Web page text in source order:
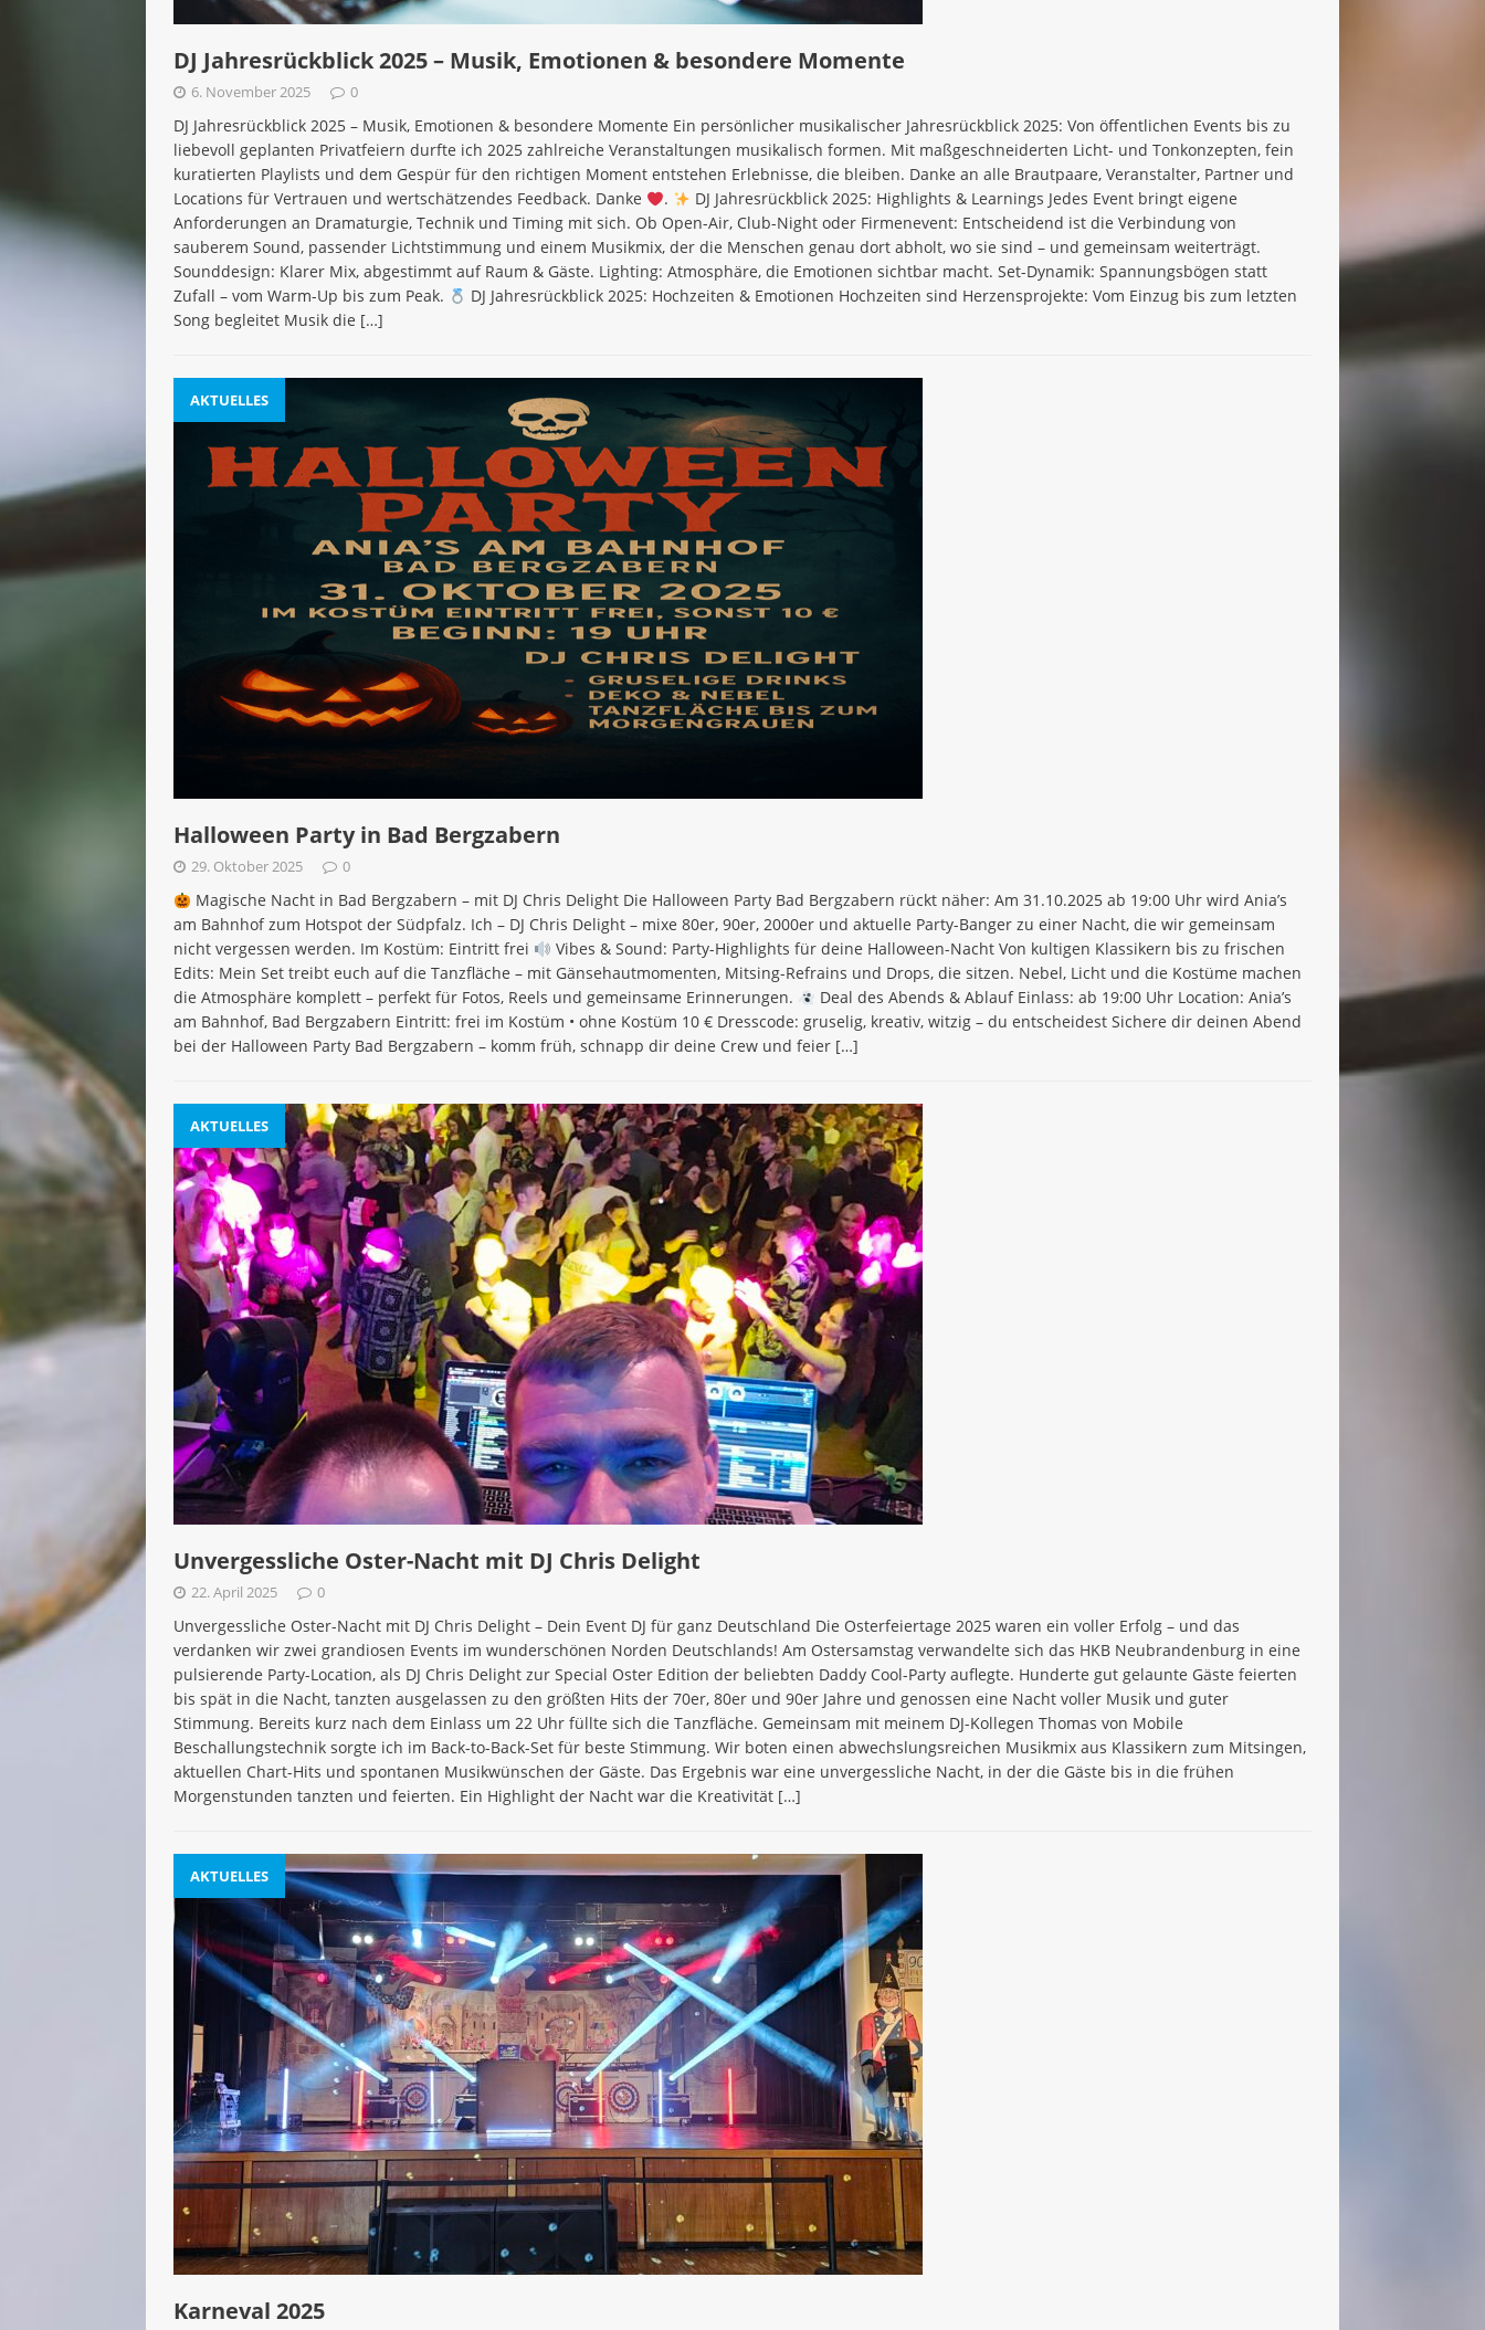
DJ Jahresrückblick 2025 – Musik, Emotionen & besondere Momente
6. November 2025 0
DJ Jahresrückblick 2025 – Musik, Emotionen & besondere Momente Ein persönlicher musikalischer Jahresrückblick 2025: Von öffentlichen Events bis zu
liebevoll geplanten Privatfeiern durfte ich 2025 zahlreiche Veranstaltungen musikalisch formen. Mit maßgeschneiderten Licht- und Tonkonzepten, fein
kuratierten Playlists und dem Gespür für den richtigen Moment entstehen Erlebnisse, die bleiben. Danke an alle Brautpaare, Veranstalter, Partner und
Locations für Vertrauen und wertschätzendes Feedback. Danke
.
DJ Jahresrückblick 2025: Highlights & Learnings Jedes Event bringt eigene
Anforderungen an Dramaturgie, Technik und Timing mit sich. Ob Open-Air, Club-Night oder Firmenevent: Entscheidend ist die Verbindung von
sauberem Sound, passender Lichtstimmung und einem Musikmix, der die Menschen genau dort abholt, wo sie sind – und gemeinsam weiterträgt.
Sounddesign: Klarer Mix, abgestimmt auf Raum & Gäste. Lighting: Atmosphäre, die Emotionen sichtbar macht. Set-Dynamik: Spannungsbögen statt
Zufall – vom Warm-Up bis zum Peak.
DJ Jahresrückblick 2025: Hochzeiten & Emotionen Hochzeiten sind Herzensprojekte: Vom Einzug bis zum letzten
Song begleitet Musik die […]
AKTUELLES
Halloween Party in Bad Bergzabern
29. Oktober 2025 0
Magische Nacht in Bad Bergzabern – mit DJ Chris Delight Die Halloween Party Bad Bergzabern rückt näher: Am 31.10.2025 ab 19:00 Uhr wird Ania’s
am Bahnhof zum Hotspot der Südpfalz. Ich – DJ Chris Delight – mixe 80er, 90er, 2000er und aktuelle Party-Banger zu einer Nacht, die wir gemeinsam
nicht vergessen werden. Im Kostüm: Eintritt frei
Vibes & Sound: Party-Highlights für deine Halloween-Nacht Von kultigen Klassikern bis zu frischen
Edits: Mein Set treibt euch auf die Tanzfläche – mit Gänsehautmomenten, Mitsing-Refrains und Drops, die sitzen. Nebel, Licht und die Kostüme machen
die Atmosphäre komplett – perfekt für Fotos, Reels und gemeinsame Erinnerungen.
Deal des Abends & Ablauf Einlass: ab 19:00 Uhr Location: Ania’s
am Bahnhof, Bad Bergzabern Eintritt: frei im Kostüm • ohne Kostüm 10 € Dresscode: gruselig, kreativ, witzig – du entscheidest Sichere dir deinen Abend
bei der Halloween Party Bad Bergzabern – komm früh, schnapp dir deine Crew und feier […]
AKTUELLES
Unvergessliche Oster-Nacht mit DJ Chris Delight
22. April 2025 0
Unvergessliche Oster-Nacht mit DJ Chris Delight – Dein Event DJ für ganz Deutschland Die Osterfeiertage 2025 waren ein voller Erfolg – und das
verdanken wir zwei grandiosen Events im wunderschönen Norden Deutschlands! Am Ostersamstag verwandelte sich das HKB Neubrandenburg in eine
pulsierende Party-Location, als DJ Chris Delight zur Special Oster Edition der beliebten Daddy Cool-Party auflegte. Hunderte gut gelaunte Gäste feierten
bis spät in die Nacht, tanzten ausgelassen zu den größten Hits der 70er, 80er und 90er Jahre und genossen eine Nacht voller Musik und guter
Stimmung. Bereits kurz nach dem Einlass um 22 Uhr füllte sich die Tanzfläche. Gemeinsam mit meinem DJ-Kollegen Thomas von Mobile
Beschallungstechnik sorgte ich im Back-to-Back-Set für beste Stimmung. Wir boten einen abwechslungsreichen Musikmix aus Klassikern zum Mitsingen,
aktuellen Chart-Hits und spontanen Musikwünschen der Gäste. Das Ergebnis war eine unvergessliche Nacht, in der die Gäste bis in die frühen
Morgenstunden tanzten und feierten. Ein Highlight der Nacht war die Kreativität […]
AKTUELLES
Karneval 2025